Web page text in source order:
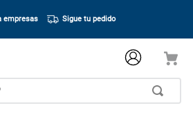
empresas Sigue tu pedido